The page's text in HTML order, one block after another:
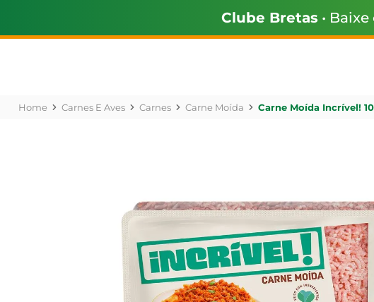
Clube Bretas •
Carnes E Aves Carnes Carne Moída Carne Moída Incrível!